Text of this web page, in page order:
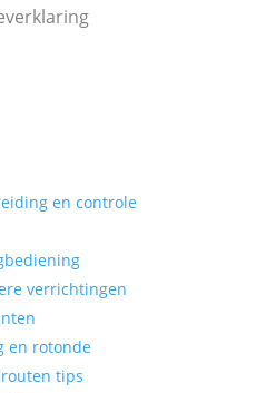
en controle
verrichtingen
en rotonde
tips